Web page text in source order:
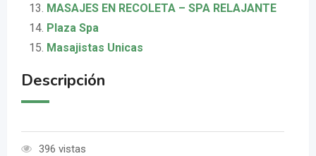
MASAJES EN RECOLETA – SPA RELAJANTE
Plaza Spa
Masajistas Unicas
Descripción
396 vistas